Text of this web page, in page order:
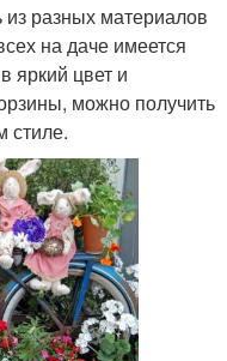
разных материалов
на даче имеется
яркий цвет и
можно получить
стиле.